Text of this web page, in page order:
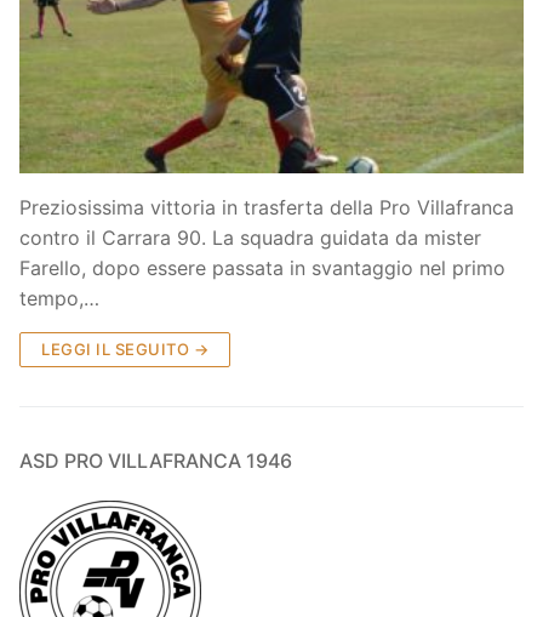
Home
La Storia
Organigramma
Centro Sportivo
Prima Squadra
Settore Giovanile
Organizzazione
Piccoli amici
Pulcini
Campionati
Eccellenza
Settore Giovanile
Contatti
Sponsor
Preziosissima vittoria in trasferta della Pro Villafranca
contro il Carrara 90. La squadra guidata da mister
Farello, dopo essere passata in svantaggio nel primo
tempo,…
LEGGI IL SEGUITO →
ASD PRO VILLAFRANCA 1946